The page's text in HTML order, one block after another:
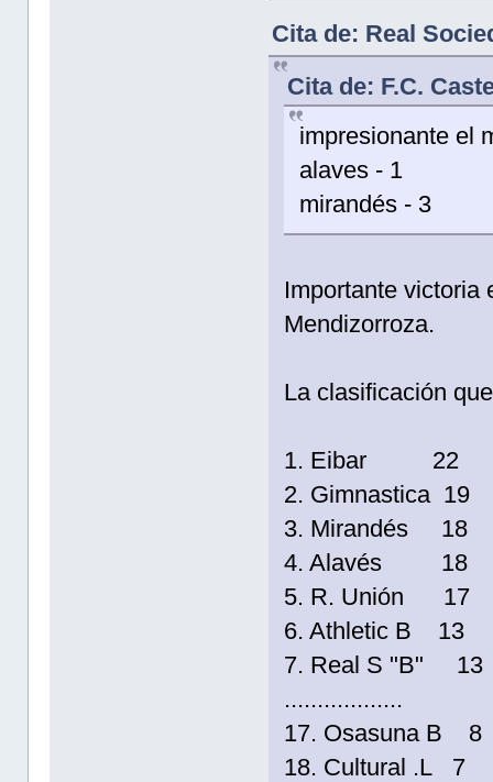
Cita de: Real
Cita de: F.C.
impresionante el
alaves - 1
mirandés - 3
Importante victoria
Mendizorroza.
La clasificación
1. Eibar 22
2. Gimnastica 19
3. Mirandés 18
4. Alavés 18
5. R. Unión 17
6. Athletic B 13
7. Real S "B" 13
..................
17. Osasuna B 8
18. Cultural .L 7